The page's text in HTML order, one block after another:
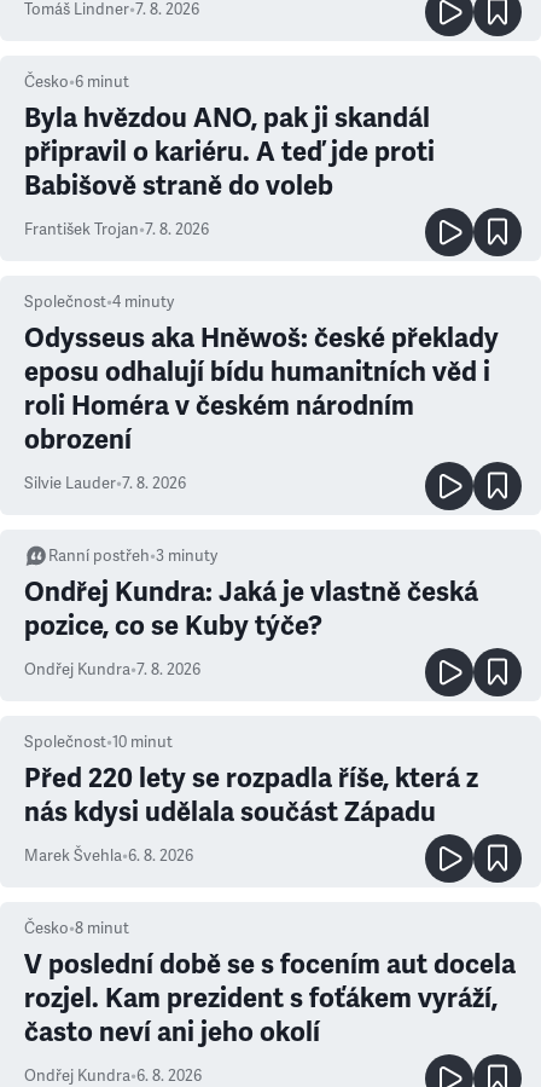
Tomáš Lindner•7. 8. 2026
Česko•6 minut
Byla hvězdou ANO, pak ji skandál
připravil o kariéru. A teď jde proti
Babišově straně do voleb
František Trojan•7. 8. 2026
Společnost•4 minuty
Odysseus aka Hněwoš: české překlady
eposu odhalují bídu humanitních věd i
roli Homéra v českém národním
obrození
Silvie Lauder•7. 8. 2026
Ranní postřeh•3 minuty
Ondřej Kundra: Jaká je vlastně česká
pozice, co se Kuby týče?
Ondřej Kundra•7. 8. 2026
Společnost•10 minut
Před 220 lety se rozpadla říše, která z
nás kdysi udělala součást Západu
Marek Švehla•6. 8. 2026
Česko•8 minut
V poslední době se s focením aut docela
rozjel. Kam prezident s foťákem vyráží,
často neví ani jeho okolí
Ondřej Kundra•6. 8. 2026